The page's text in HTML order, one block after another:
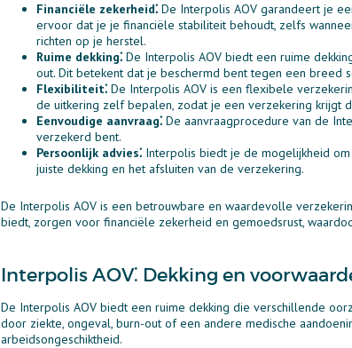
Financiële zekerheid⁚ De Interpolis AOV garandeert je
ervoor dat je je financiële stabiliteit behoudt, zelfs
richten op je herstel.
Ruime dekking⁚ De Interpolis AOV biedt een ruime
out. Dit betekent dat je beschermd bent tegen een breed
Flexibiliteit⁚ De Interpolis AOV is een flexibele
de uitkering zelf bepalen, zodat je een verzekering krijgt
Eenvoudige aanvraag⁚ De aanvraagprocedure van de
verzekerd bent.
Persoonlijk advies⁚ Interpolis biedt je de mogelijkheid
juiste dekking en het afsluiten van de verzekering.
De Interpolis AOV is een betrouwbare en waardevolle
biedt, zorgen voor financiële zekerheid en gemoedsrust,
Interpolis AOV⁚ Dekking en
De Interpolis AOV biedt een ruime dekking die verschillende
door ziekte, ongeval, burn-out of een andere medische
arbeidsongeschiktheid.